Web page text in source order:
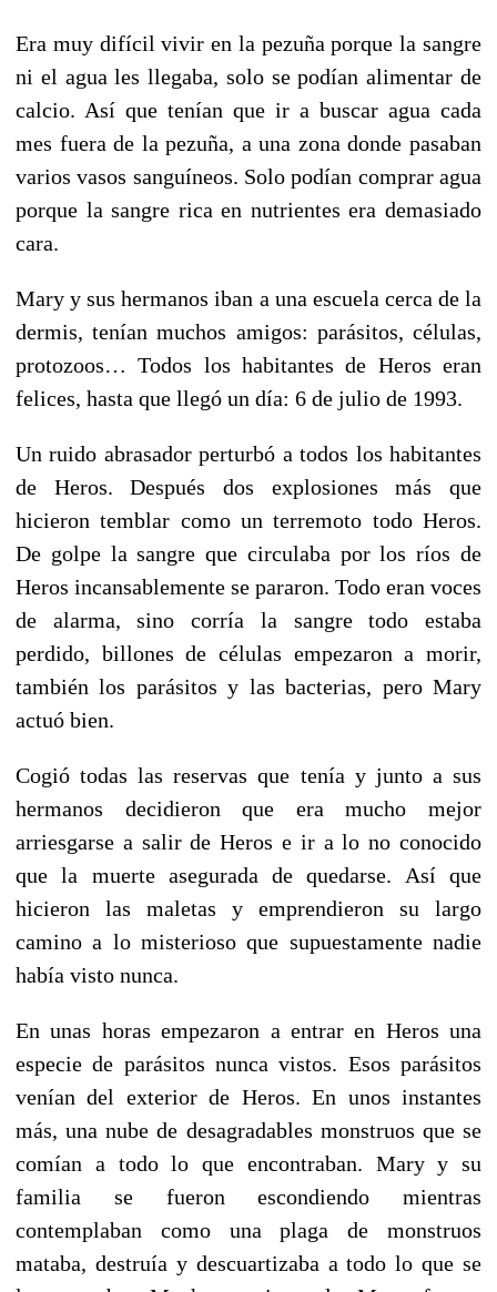
Era muy difícil vivir en la pezuña porque la sangre
ni el agua les llegaba, solo se podían alimentar de
calcio. Así que tenían que ir a buscar agua cada
mes fuera de la pezuña, a una zona donde pasaban
varios vasos sanguíneos. Solo podían comprar agua
porque la sangre rica en nutrientes era demasiado
cara.
Mary y sus hermanos iban a una escuela cerca de la
dermis, tenían muchos amigos: parásitos, células,
protozoos… Todos los habitantes de Heros eran
felices, hasta que llegó un día: 6 de julio de 1993.
Un ruido abrasador perturbó a todos los habitantes
de Heros. Después dos explosiones más que
hicieron temblar como un terremoto todo Heros.
De golpe la sangre que circulaba por los ríos de
Heros incansablemente se pararon. Todo eran voces
de alarma, sino corría la sangre todo estaba
perdido, billones de células empezaron a morir,
también los parásitos y las bacterias, pero Mary
actuó bien.
Cogió todas las reservas que tenía y junto a sus
hermanos decidieron que era mucho mejor
arriesgarse a salir de Heros e ir a lo no conocido
que la muerte asegurada de quedarse. Así que
hicieron las maletas y emprendieron su largo
camino a lo misterioso que supuestamente nadie
había visto nunca.
En unas horas empezaron a entrar en Heros una
especie de parásitos nunca vistos. Esos parásitos
venían del exterior de Heros. En unos instantes
más, una nube de desagradables monstruos que se
comían a todo lo que encontraban. Mary y su
familia se fueron escondiendo mientras
contemplaban como una plaga de monstruos
mataba, destruía y descuartizaba a todo lo que se